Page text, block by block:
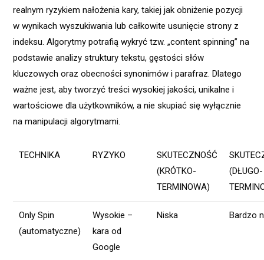
realnym ryzykiem nałożenia kary, takiej jak obniżenie pozycji
w wynikach wyszukiwania lub całkowite usunięcie strony z
indeksu. Algorytmy potrafią wykryć tzw. „content spinning” na
podstawie analizy struktury tekstu, gęstości słów
kluczowych oraz obecności synonimów i parafraz. Dlatego
ważne jest, aby tworzyć treści wysokiej jakości, unikalne i
wartościowe dla użytkowników, a nie skupiać się wyłącznie
na manipulacji algorytmami.
TECHNIKA RYZYKO
SKUTECZNOŚĆ
(KRÓTKO-
TERMINOWA)
(DŁUGO-
Only Spin
(automatyczne)
Wysokie –
kara od
Google
Niska Bardzo